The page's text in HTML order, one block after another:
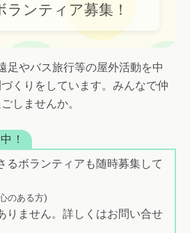
ランティア募集！
足やバス旅行等の屋外活動を中
くりをしています。みんなで仲
しませんか。
！
るボランティアも随時募集して
のある方)
りません。詳しくはお問い合せ